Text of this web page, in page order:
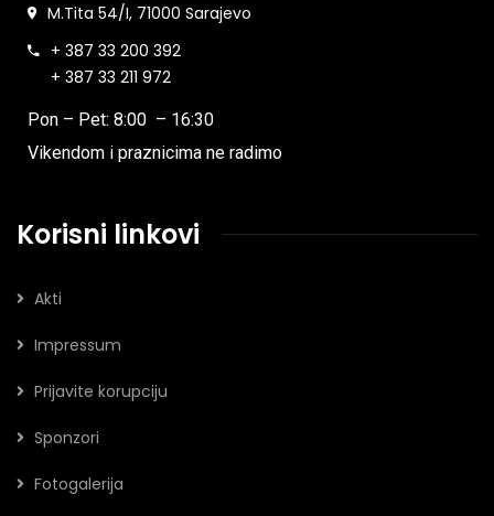
M.Tita 54/I, 71000 Sarajevo
+ 387 33 200 392
+ 387 33 211 972
Pon – Pet: 8:00 – 16:30
Vikendom i praznicima ne radimo
Korisni linkovi
Akti
Impressum
Prijavite korupciju
Sponzori
Fotogalerija